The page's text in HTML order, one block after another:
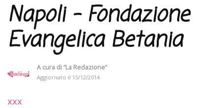
Napoli – Fondazione
Evangelica Betania
A cura di“La Redazione”
Aggiornato il 15/12/2014
xxx